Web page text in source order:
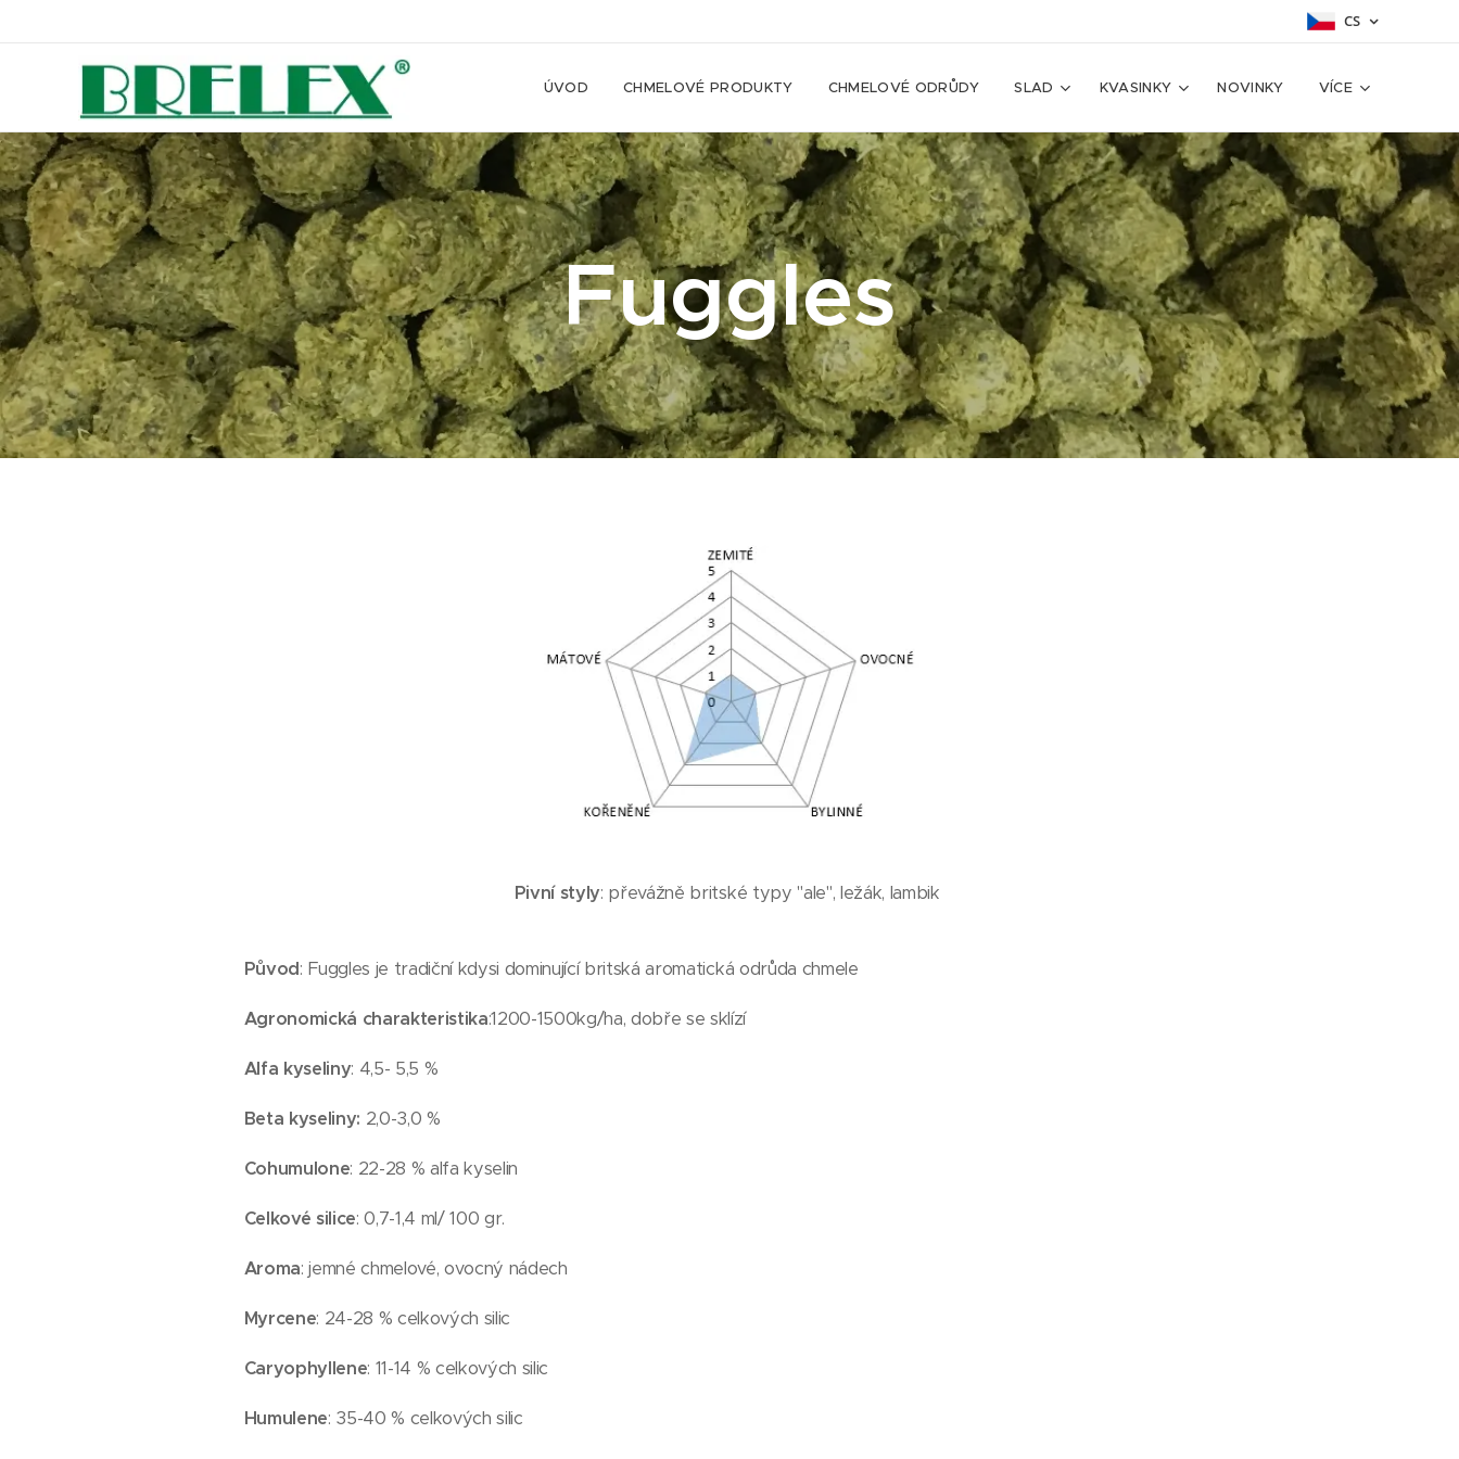
CS
ÚVOD CHMELOVÉ PRODUKTY CHMELOVÉ ODRŮDY SLAD KVASINKY NOVINKY VÍCE
Fuggles
Pivní styly: převážně britské typy "ale", ležák, lambik
Původ: Fuggles je tradiční kdysi dominující britská aromatická odrůda chmele
Agronomická charakteristika:1200-1500kg/ha, dobře se sklízí
Alfa kyseliny: 4,5- 5,5 %
Beta kyseliny: 2,0-3,0 %
Cohumulone: 22-28 % alfa kyselin
Celkové silice: 0,7-1,4 ml/ 100 gr.
Aroma: jemné chmelové, ovocný nádech
Myrcene: 24-28 % celkových silic
Caryophyllene: 11-14 % celkových silic
Humulene: 35-40 % celkových silic